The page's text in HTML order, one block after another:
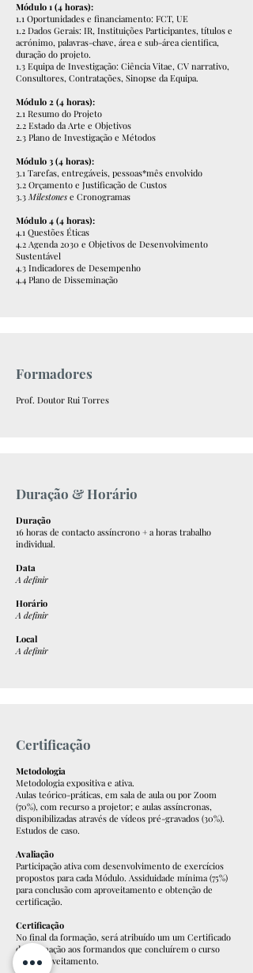
Módulo 1 (4 horas):
1.1 Oportunidades e financiamento: FCT, UE
1.2 Dados Gerais: IR, Instituições Participantes, títulos e
acrónimo, palavras-chave, área e sub-área cientifica,
duração do projeto.
1.3 Equipa de Investigação: Ciência Vitae, CV narrativo,
Consultores, Contratações, Sinopse da Equipa.
Módulo 2 (4 horas):
2.1 Resumo do Projeto
2.2 Estado da Arte e Objetivos
2.3 Plano de Investigação e Métodos
Módulo 3 (4 horas):
3.1 Tarefas, entregáveis, pessoas*mês envolvido
3.2 Orçamento e Justificação de Custos
3.3 Milestones e Cronogramas
Módulo 4 (4 horas):
4.1 Questões Éticas
4.2 Agenda 2030 e Objetivos de Desenvolvimento
Sustentável
4.3 Indicadores de Desempenho
4.4 Plano de Disseminação
Formadores
Prof. Doutor Rui Torres
Duração & Horário
Duração
16 horas de contacto assíncrono + a horas trabalho
individual.
Data
A definir​
Horário
A definir​
Local
A definir​
Certificação
Metodologia
Metodologia expositiva e ativa.
Aulas teórico-práticas, em sala de aula ou por Zoom
(70%), com recurso a projetor; e aulas assíncronas,
disponibilizadas através de vídeos pré-gravados (30%).
Estudos de caso.
Avaliação
Participação ativa com desenvolvimento de exercícios
propostos para cada Módulo. Assiduidade mínima (75%)
para conclusão com aproveitamento e obtenção de
certificação.
Certificação
No final da formação, será atribuído um um Certificado
de Formação aos formandos que concluírem o curso
com aproveitamento.